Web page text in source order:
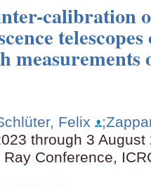
calibration
measurements
Felix
through 3
Conference,